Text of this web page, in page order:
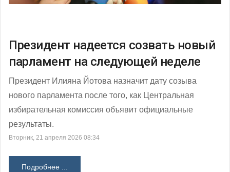
Президент надеется созвать новый
парламент на следующей неделе
Президент Илияна Йотова назначит дату созыва
нового парламента после того, как Центральная
избирательная комиссия объявит официальные
результаты.
Вторник, 21 апреля 2026 08:34
Подробнее ...